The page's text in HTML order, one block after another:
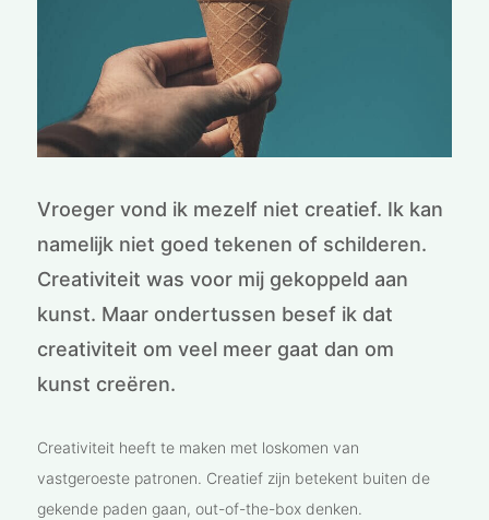
Vroeger vond ik mezelf niet creatief. Ik kan
namelijk niet goed tekenen of schilderen.
Creativiteit was voor mij gekoppeld aan
kunst. Maar ondertussen besef ik dat
creativiteit om veel meer gaat dan om
kunst creëren.
Creativiteit heeft te maken met loskomen van
vastgeroeste patronen. Creatief zijn betekent buiten de
gekende paden gaan, out-of-the-box denken.